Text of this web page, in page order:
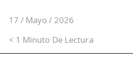
17 / Mayo / 2026
< 1 Minuto De Lectura